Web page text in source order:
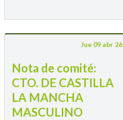
Jue 09 abr 26
Nota de comité:
CTO. DE CASTILLA
LA MANCHA
MASCULINO